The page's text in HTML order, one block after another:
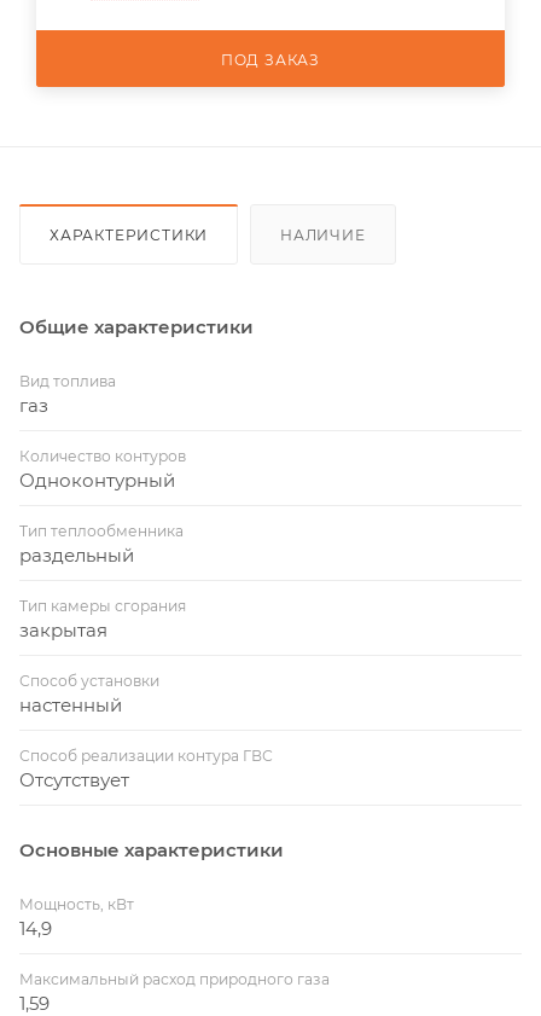
ПОД ЗАКАЗ
ХАРАКТЕРИСТИКИ НАЛИЧИЕ
Общие характеристики
Вид топлива
газ
Количество контуров
Одноконтурный
Тип теплообменника
раздельный
Тип камеры сгорания
закрытая
Способ установки
настенный
Способ реализации контура ГВС
Отсутствует
Основные характеристики
Мощность, кВт
14,9
Максимальный расход природного газа
1,59